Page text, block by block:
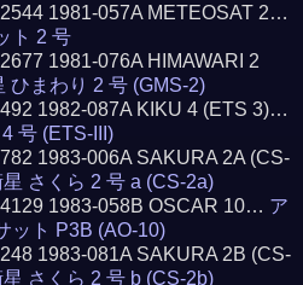
1981-057A METEOSAT 2…
ト 2 号
1981-076A HIMAWARI 2
ひまわり 2 号 (GMS-2)
1982-087A KIKU 4 (ETS 3)…
号 (ETS-III)
1983-006A SAKURA 2A (CS-
さくら 2 号 a (CS-2a)
1983-058B OSCAR 10… ア
ット P3B (AO-10)
1983-081A SAKURA 2B (CS-
さくら 2 号 b (CS-2b)